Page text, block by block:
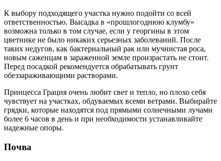
К выбору подходящего участка нужно подойти со всей
ответственностью. Высадка в «прошлогоднюю клумбу»
возможна только в том случае, если у георгины в этом
цветнике не было никаких серьезных заболеваний. После
таких недугов, как бактериальный рак или мучнистая роса,
новым саженцам в зараженной земле произрастать не стоит.
Перед посадкой рекомендуется обрабатывать грунт
обеззараживающими растворами.
Принцесса Грация очень любит свет и тепло, но плохо себя
чувствует на участках, обдуваемых всеми ветрами. Выбирайте
грядки, которые находятся под прямыми солнечными лучами
более 6 часов в день и при необходимости устанавливайте
надежные опоры.
Почва